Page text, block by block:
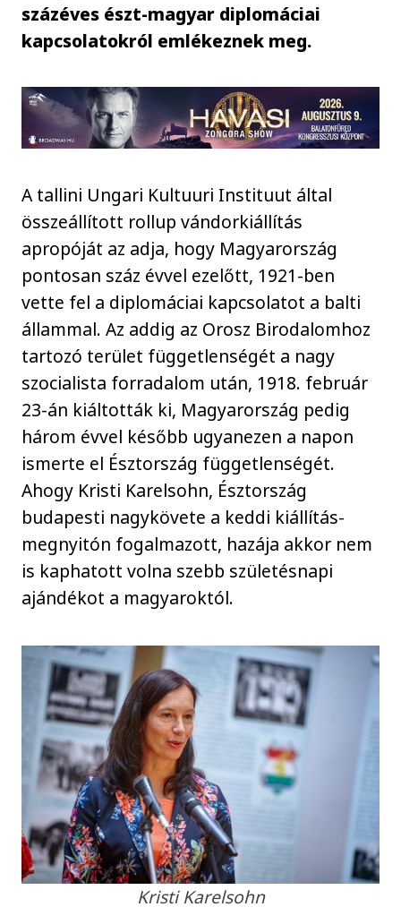
százéves észt-magyar diplomáciai
kapcsolatokról emlékeznek meg.
A tallini Ungari Kultuuri Instituut által
összeállított rollup vándorkiállítás
apropóját az adja, hogy Magyarország
pontosan száz évvel ezelőtt, 1921-ben
vette fel a diplomáciai kapcsolatot a balti
állammal. Az addig az Orosz Birodalomhoz
tartozó terület függetlenségét a nagy
szocialista forradalom után, 1918. február
23-án kiáltották ki, Magyarország pedig
három évvel később ugyanezen a napon
ismerte el Észtország függetlenségét.
Ahogy Kristi Karelsohn, Észtország
budapesti nagykövete a keddi kiállítás-
megnyitón fogalmazott, hazája akkor nem
is kaphatott volna szebb születésnapi
ajándékot a magyaroktól.
Kristi Karelsohn